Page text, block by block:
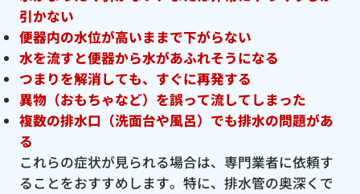
引かない
便器内の水位が高いままで下がらない
水を流すと便器から水があふれそうになる
つまりを解消しても、すぐに再発する
異物（おもちゃなど）を誤って流してしまった
複数の排水口（洗面台や風呂）でも排水の問題があ
る
これらの症状が見られる場合は、専門業者に依頼す
ることをおすすめします。特に、排水管の奥深くで